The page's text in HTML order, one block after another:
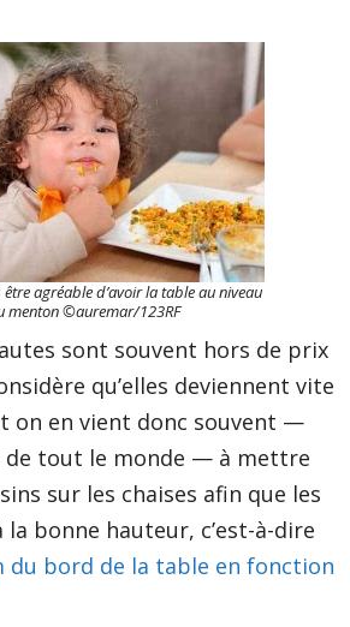
agréable d’avoir la table au niveau
menton ©auremar/123RF
sont souvent hors de prix
qu’elles deviennent vite
on en vient donc souvent —
de tout le monde — à mettre
sur les chaises afin que les
bonne hauteur, c’est-à-dire
du bord de la table en fonction